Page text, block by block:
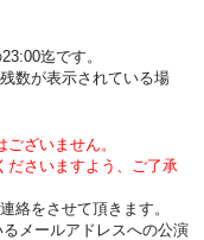
迄です。
数が表示されている場
ざいません。
ださいますよう、ご了承
絡をさせて頂きます。
メールアドレスへの公演